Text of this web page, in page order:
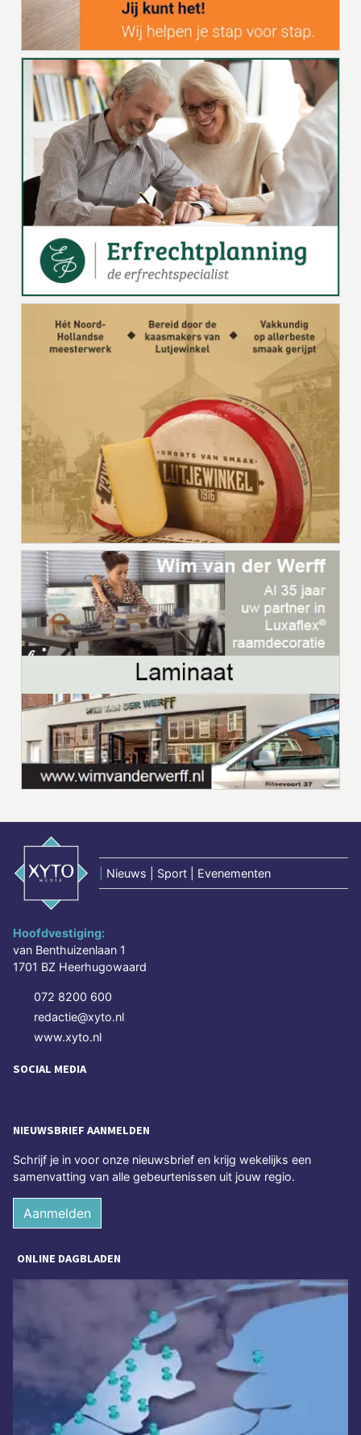
Nieuws | Sport | Evenementen
Hoofdvestiging:
van Benthuizenlaan 1
1701 BZ Heerhugowaard
072 8200 600
redactie@xyto.nl
www.xyto.nl
SOCIAL MEDIA
NIEUWSBRIEF AANMELDEN
Schrijf je in voor onze nieuwsbrief en krijg wekelijks een
samenvatting van alle gebeurtenissen uit jouw regio.
Aanmelden
ONLINE DAGBLADEN